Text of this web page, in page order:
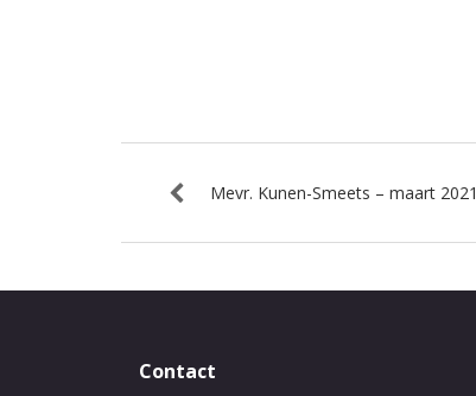
Mevr. Kunen-Smeets – maart 2021
Contact